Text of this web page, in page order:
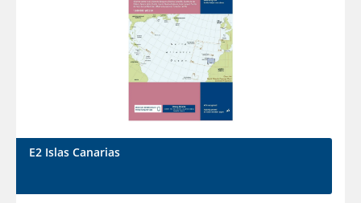
E2 Islas Canarias